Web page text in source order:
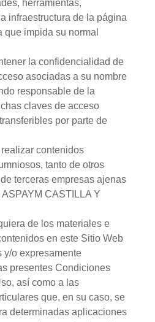
herramientas,
infraestructura de la página
que impida su normal
la confidencialidad de
asociadas a su nombre
responsable de la
claves de acceso
por parte de
contenidos
tanto de otros
terceras empresas ajenas
CASTILLA Y
de los materiales e
en este Sitio Web
y/o expresamente
presentes Condiciones
así como a las
que, en su caso, se
determinadas aplicaciones